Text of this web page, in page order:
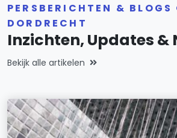
PERSBERICHTEN & BLOGS
DORDRECHT
Inzichten, Updates &
Bekijk alle artikelen